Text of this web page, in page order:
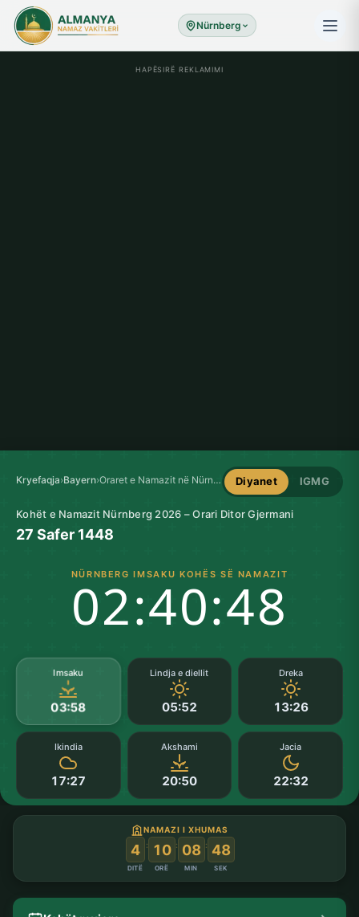
Nürnberg
HAPËSIRË REKLAMIMI
Kryefaqja›Bayern› Oraret e Namazit në Nürnberg Diyanet IGMG
Kohët e Namazit Nürnberg 2026 – Orari Ditor Gjermani
27 Safer 1448
NÜRNBERG IMSAKU KOHËS SË NAMAZIT
02:40:47
Imsaku
03:58
Lindja e diellit
05:52
Dreka
13:26
Ikindia
17:27
Akshami
20:50
Jacia
22:32
NAMAZI I XHUMAS
4
DITË
: 10
ORË
: 08
MIN
: 47
SEK